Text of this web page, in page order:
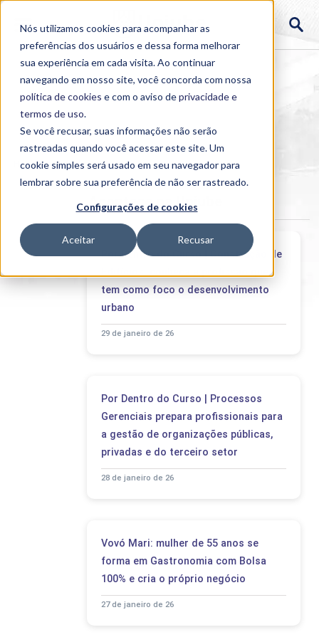
Nós utilizamos cookies para acompanhar as
preferências dos usuários e dessa forma melhorar
sua experiência em cada visita. Ao continuar
navegando em nosso site, você concorda com nossa
política de cookies e com o aviso deprivacidade e
termos de uso.
Se você recusar, suas informações não serão
rastreadas quando você acessar este site. Um
cookie simples será usado em seu navegador para
lembrar sobre sua preferência de não ser rastreado.
Configurações de cookies
Aceitar Recusar
Home > Institucional >Acontece
Acontece na Uniube
Por Dentro do Curso | Construção de
tem como foco o desenvolvimento
urbano
29 de janeiro de 26
Por Dentro do Curso | Processos
Gerenciais prepara profissionais para
a gestão de organizações públicas,
privadas e do terceiro setor
28 de janeiro de 26
Vovó Mari: mulher de 55 anos se
forma em Gastronomia com Bolsa
100% e cria o próprio negócio
27 de janeiro de 26